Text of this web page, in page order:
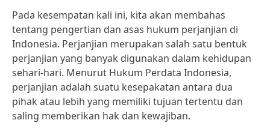
Pada kesempatan kali ini, kita akan membahas
tentang pengertian dan asas hukum perjanjian di
Indonesia. Perjanjian merupakan salah satu bentuk
perjanjian yang banyak digunakan dalam kehidupan
sehari-hari. Menurut Hukum Perdata Indonesia,
perjanjian adalah suatu kesepakatan antara dua
pihak atau lebih yang memiliki tujuan tertentu dan
saling memberikan hak dan kewajiban.